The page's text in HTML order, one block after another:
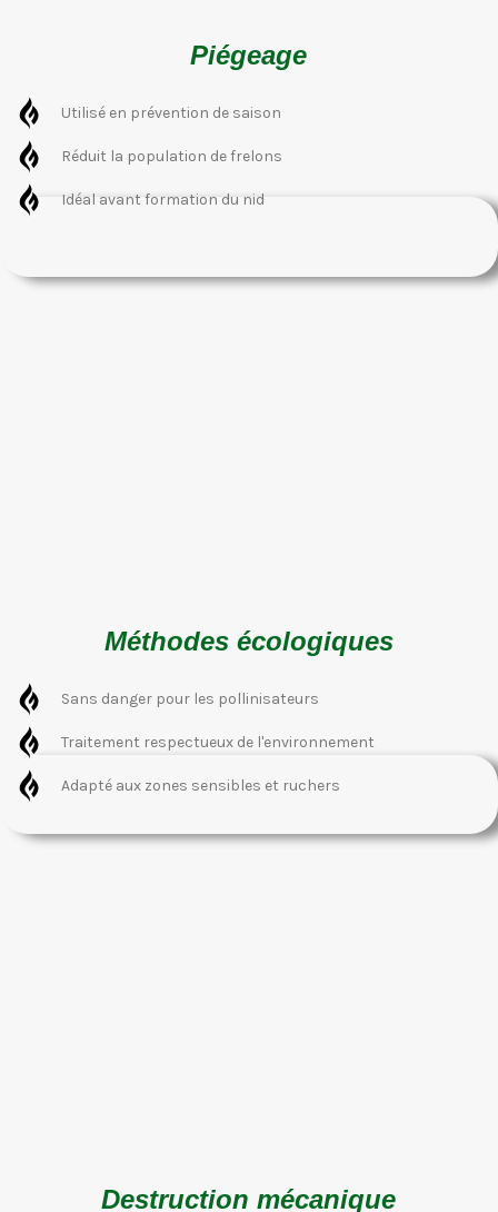
Piégeage
Utilisé en prévention de saison
Réduit la population de frelons
Idéal avant formation du nid
Méthodes écologiques
Sans danger pour les pollinisateurs
Traitement respectueux de l'environnement
Adapté aux zones sensibles et ruchers
Destruction mécanique